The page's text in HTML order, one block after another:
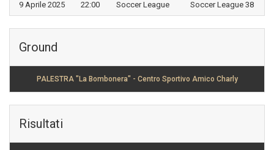
9 Aprile 2025 22:00 Soccer League Soccer League 38
Ground
PALESTRA "La Bombonera" - Centro Sportivo Amico Charly
Risultati